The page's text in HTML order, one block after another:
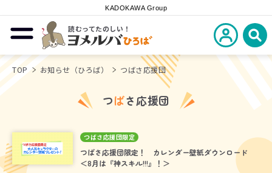
KADOKAWA Group
メニューを開閉する
読むってたのしい！
ヨメルバひろば
新規会員登
検
TOP お知らせ（ひろば） つばさ応援団
つばさ応援団
つばさ応援団限定
つばさ応援団限定！ カレンダー壁紙ダウンロード
＜8月は『神スキル!!!』！＞